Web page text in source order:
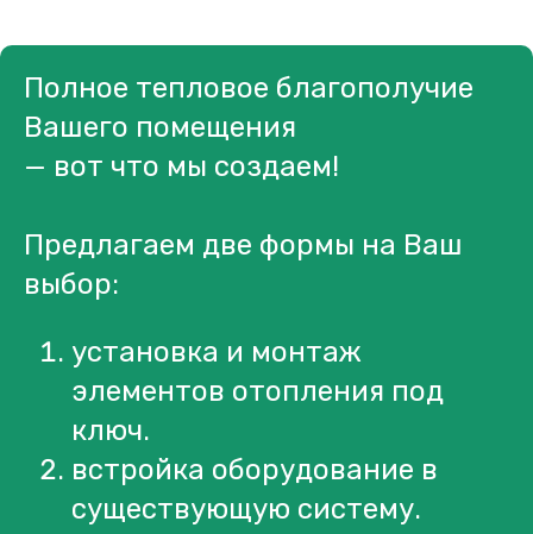
Полное тепловое благополучие
Вашего помещения
— вот что мы создаем!
Предлагаем две формы на Ваш
выбор:
установка и монтаж
элементов отопления под
ключ.
встройка оборудование в
существующую систему.